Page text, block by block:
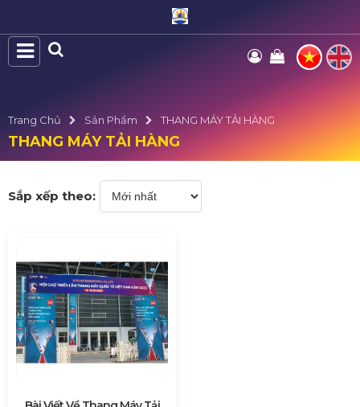
Trang Chủ Sản Phẩm THANG MÁY TẢI HÀNG
THANG MÁY TẢI HÀNG
Sắp xếp theo: